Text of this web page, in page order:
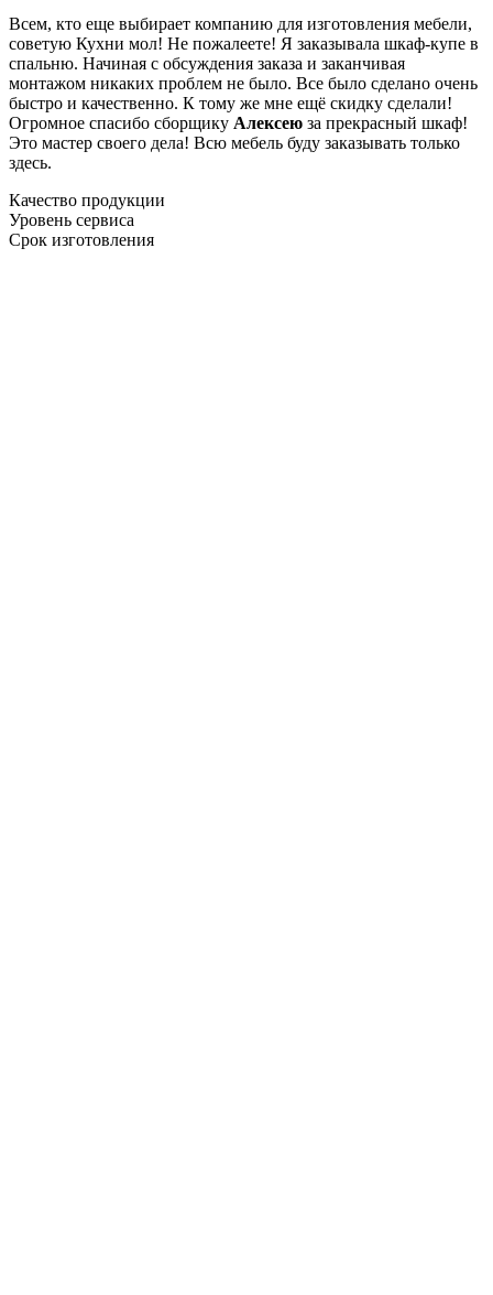
Всем, кто еще выбирает компанию для изготовления мебели,
советую Кухни мол! Не пожалеете! Я заказывала шкаф-купе в
спальню. Начиная с обсуждения заказа и заканчивая
монтажом никаких проблем не было. Все было сделано очень
быстро и качественно. К тому же мне ещё скидку сделали!
Огромное спасибо сборщику Алексею за прекрасный шкаф!
Это мастер своего дела! Всю мебель буду заказывать только
здесь.
Качество продукции
Уровень сервиса
Срок изготовления